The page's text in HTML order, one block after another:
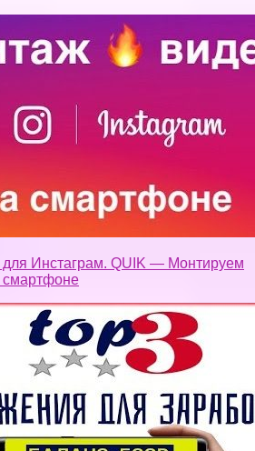
для Инстаграм. QUIK — Монтируем
смартфоне